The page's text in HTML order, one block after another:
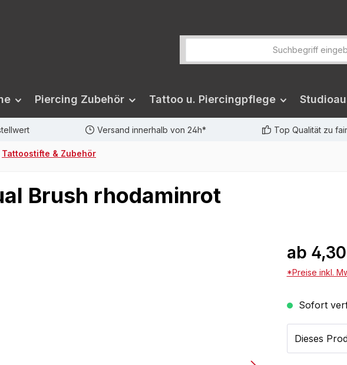
Piercing Zubehör Tattoo u. Piercingpflege
Versand innerhalb von 24h* Top Qualität zu
Tattoostifte & Zubehör
Brush rhodaminrot
ab
*Preise inkl.
Sofort
Dieses